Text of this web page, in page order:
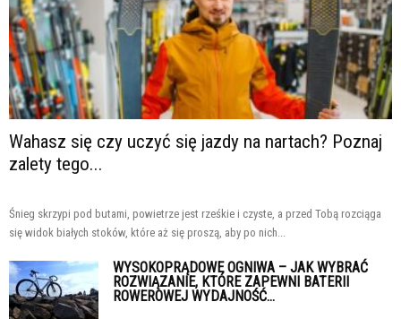
Wahasz się czy uczyć się jazdy na nartach? Poznaj
zalety tego...
Śnieg skrzypi pod butami, powietrze jest rześkie i czyste, a przed Tobą rozciąga
się widok białych stoków, które aż się proszą, aby po nich...
WYSOKOPRĄDOWE OGNIWA – JAK WYBRAĆ
ROZWIĄZANIE, KTÓRE ZAPEWNI BATERII
ROWEROWEJ WYDAJNOŚĆ...